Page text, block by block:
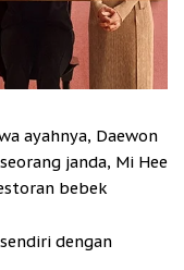
ayahnya, Daewon
janda, Mi Hee
bebek
dengan